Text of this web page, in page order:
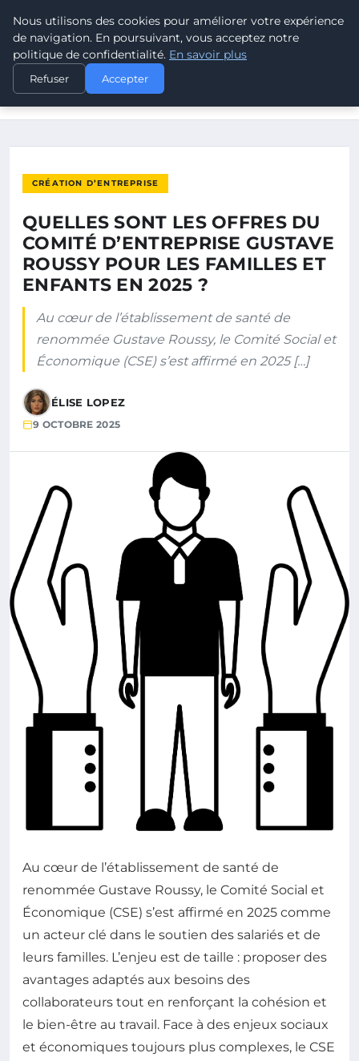
POUVOIR OUVRIER
ACCUEIL
QUELLES SONT LES OFFRES DU COMITÉ D’ENTREPRISE
CRÉATION D’ENTREPRISE
QUELLES SONT LES OFFRES DU
COMITÉ D’ENTREPRISE GUSTAVE
ROUSSY POUR LES FAMILLES ET
ENFANTS EN 2025 ?
Au cœur de l’établissement de santé de
renommée Gustave Roussy, le Comité Social et
Économique (CSE) s’est affirmé en 2025 […]
ÉLISE LOPEZ
9 OCTOBRE 2025
Au cœur de l’établissement de santé de
renommée Gustave Roussy, le Comité Social et
Économique (CSE) s’est affirmé en 2025 comme
un acteur clé dans le soutien des salariés et de
leurs familles. L’enjeu est de taille : proposer des
avantages adaptés aux besoins des
collaborateurs tout en renforçant la cohésion et
le bien-être au travail. Face à des enjeux sociaux
et économiques toujours plus complexes, le CSE
Nous utilisons des cookies pour améliorer votre expérience
de navigation. En poursuivant, vous acceptez notre
politique de confidentialité. En savoir plus
Refuser Accepter